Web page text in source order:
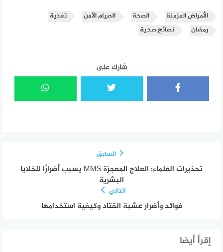
الأمراض المزمنة الصحة الصيام الآمن
تغذية
رمضان
نصائح صحية
شارك على
السابق
تحذيرات العلماء: العلاج المعجزة MMS يسبب أضرارًا للخلايا
البشرية
التالي
فوائد وأضرار عشبة القتاد وكيفية استخدامها
إقرأ أيضا